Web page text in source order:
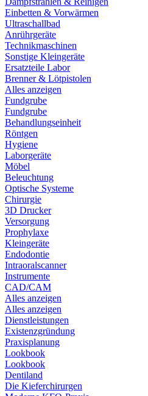
Einbetten & Vorwärmen
Ultraschallbad
Anrührgeräte
Technikmaschinen
Sonstige Kleingeräte
Ersatzteile Labor
Brenner & Lötpistolen
Alles anzeigen
Fundgrube
Fundgrube
Behandlungseinheit
Röntgen
Hygiene
Laborgeräte
Möbel
Beleuchtung
Optische Systeme
Chirurgie
3D Drucker
Versorgung
Prophylaxe
Kleingeräte
Endodontie
Intraoralscanner
Instrumente
CAD/CAM
Alles anzeigen
Alles anzeigen
Dienstleistungen
Existenzgründung
Praxisplanung
Lookbook
Lookbook
Dentiland
Die Kieferchirurgen